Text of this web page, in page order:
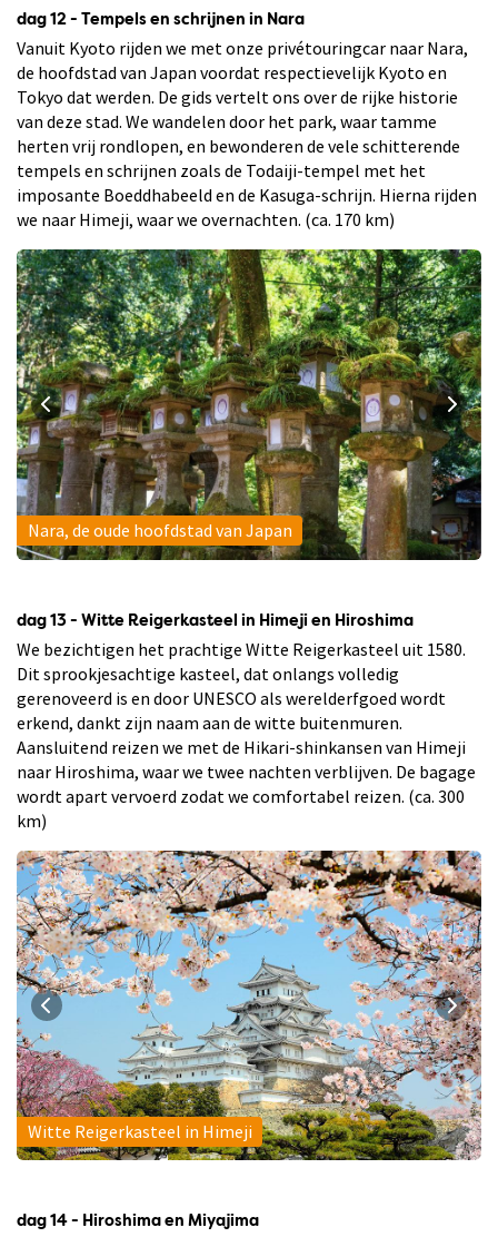
dag 12 - Tempels en schrijnen in Nara
Vanuit Kyoto rijden we met onze privétouringcar naar Nara,
de hoofdstad van Japan voordat respectievelijk Kyoto en
Tokyo dat werden. De gids vertelt ons over de rijke historie
van deze stad. We wandelen door het park, waar tamme
herten vrij rondlopen, en bewonderen de vele schitterende
tempels en schrijnen zoals de Todaiji-tempel met het
imposante Boeddhabeeld en de Kasuga-schrijn. Hierna rijden
we naar Himeji, waar we overnachten. (ca. 170 km)
Nara, de oude hoofdstad van Japan
dag 13 - Witte Reigerkasteel in Himeji en Hiroshima
We bezichtigen het prachtige Witte Reigerkasteel uit 1580.
Dit sprookjesachtige kasteel, dat onlangs volledig
gerenoveerd is en door UNESCO als werelderfgoed wordt
erkend, dankt zijn naam aan de witte buitenmuren.
Aansluitend reizen we met de Hikari-shinkansen van Himeji
naar Hiroshima, waar we twee nachten verblijven. De bagage
wordt apart vervoerd zodat we comfortabel reizen. (ca. 300
km)
Witte Reigerkasteel in Himeji
dag 14 - Hiroshima en Miyajima